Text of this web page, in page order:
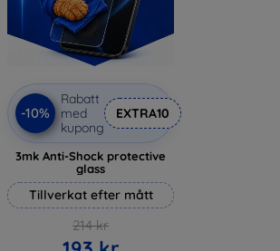
-10%
Rabatt
med
kupong
EXTRA10
3mk Anti-Shock protective
glass
Tillverkat efter mått
214 kr